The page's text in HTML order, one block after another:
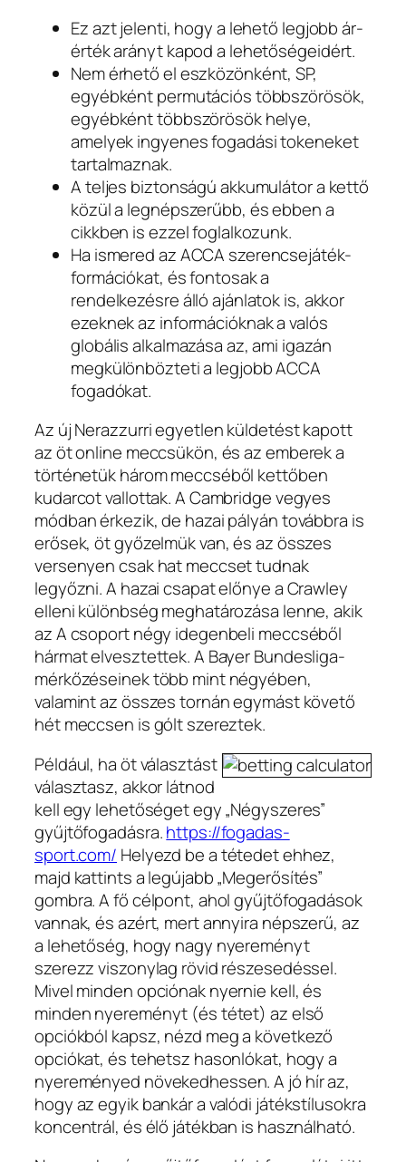
Ez azt jelenti, hogy a lehető legjobb ár-
érték arányt kapod a lehetőségeidért.
Nem érhető el eszközönként, SP,
egyébként permutációs többszörösök,
egyébként többszörösök helye,
amelyek ingyenes fogadási tokeneket
tartalmaznak.
A teljes biztonságú akkumulátor a kettő
közül a legnépszerűbb, és ebben a
cikkben is ezzel foglalkozunk.
Ha ismered az ACCA szerencsejáték-
formációkat, és fontosak a
rendelkezésre álló ajánlatok is, akkor
ezeknek az információknak a valós
globális alkalmazása az, ami igazán
megkülönbözteti a legjobb ACCA
fogadókat.
Az új Nerazzurri egyetlen küldetést kapott
az öt online meccsükön, és az emberek a
történetük három meccséből kettőben
kudarcot vallottak. A Cambridge vegyes
módban érkezik, de hazai pályán továbbra is
erősek, öt győzelmük van, és az összes
versenyen csak hat meccset tudnak
legyőzni. A hazai csapat előnye a Crawley
elleni különbség meghatározása lenne, akik
az A csoport négy idegenbeli meccséből
hármat elvesztettek. A Bayer Bundesliga-
mérkőzéseinek több mint négyében,
valamint az összes tornán egymást követő
hét meccsen is gólt szereztek.
Például, ha öt választást
választasz, akkor látnod
kell egy lehetőséget egy „Négyszeres”
gyűjtőfogadásra.https://fogadas-
sport.com/ Helyezd be a tétedet ehhez,
majd kattints a legújabb „Megerősítés”
gombra. A fő célpont, ahol gyűjtőfogadások
vannak, és azért, mert annyira népszerű, az
a lehetőség, hogy nagy nyereményt
szerezz viszonylag rövid részesedéssel.
Mivel minden opciónak nyernie kell, és
minden nyereményt (és tétet) az első
opciókból kapsz, nézd meg a következő
opciókat, és tehetsz hasonlókat, hogy a
nyereményed növekedhessen. A jó hír az,
hogy az egyik bankár a valódi játékstílusokra
koncentrál, és élő játékban is használható.